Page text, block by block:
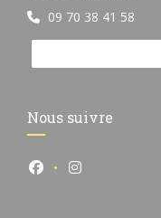
09 70 38 41 58
Nous suivre
Facebook ((ouvre
Instagram